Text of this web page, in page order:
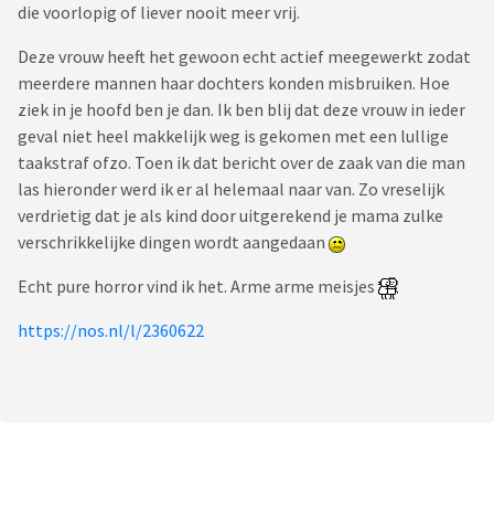
die voorlopig of liever nooit meer vrij.
Deze vrouw heeft het gewoon echt actief meegewerkt zodat
meerdere mannen haar dochters konden misbruiken. Hoe
ziek in je hoofd ben je dan. Ik ben blij dat deze vrouw in ieder
geval niet heel makkelijk weg is gekomen met een lullige
taakstraf ofzo. Toen ik dat bericht over de zaak van die man
las hieronder werd ik er al helemaal naar van. Zo vreselijk
verdrietig dat je als kind door uitgerekend je mama zulke
verschrikkelijke dingen wordt aangedaan
Echt pure horror vind ik het. Arme arme meisjes
https://nos.nl/l/2360622